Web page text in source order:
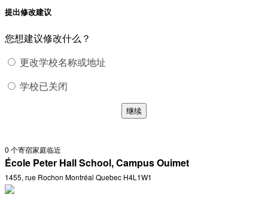
提出修改建议
您想建议修改什么？
更改学校名称或地址
学校已关闭
继续
0 个寄宿家庭临近
École Peter Hall School, Campus Ouimet
1455, rue Rochon Montréal Quebec H4L1W1